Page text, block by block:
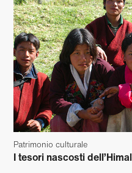
Patrimonio culturale
I tesori nascosti